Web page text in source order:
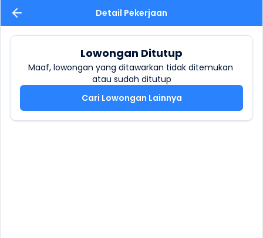
Detail Pekerjaan
Lowongan Ditutup
Maaf, lowongan yang ditawarkan tidak ditemukan
atau sudah ditutup
Cari Lowongan Lainnya